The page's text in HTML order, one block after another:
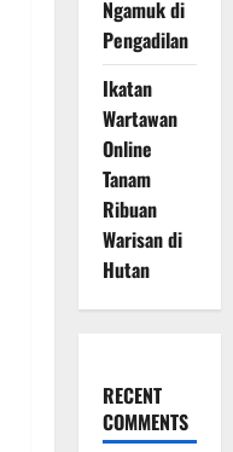
Ngamuk di
Pengadilan
Ikatan
Wartawan
Online
Tanam
Ribuan
Warisan di
Hutan
RECENT
COMMENTS